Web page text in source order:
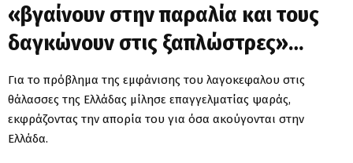
«βγαίνουν στην παραλία και τους
δαγκώνουν στις ξαπλώστρες»…
Για το πρόβλημα της εμφάνισης του λαγοκεφαλου στις
θάλασσες της Ελλάδας μίλησε επαγγελματίας ψαράς,
εκφράζοντας την απορία του για όσα ακούγονται στην
Ελλάδα.